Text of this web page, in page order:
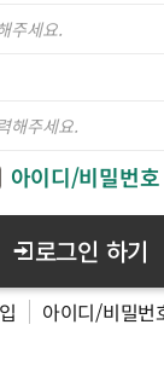
아이디/비밀번
로그인 하기
아이디/비밀번